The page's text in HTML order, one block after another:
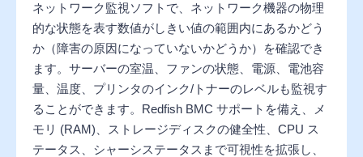
ネットワーク監視ソフトで、ネットワーク機器の物理
的な状態を表す数値がしきい値の範囲内にあるかどう
か（障害の原因になっていないかどうか）を確認でき
ます。サーバーの室温、ファンの状態、電源、電池容
量、温度、プリンタのインク/トナーのレベルも監視す
ることができます。Redfish BMC サポートを備え、メ
モリ (RAM)、ストレージディスクの健全性、CPU ス
テータス、シャーシステータスまで可視性を拡張し、